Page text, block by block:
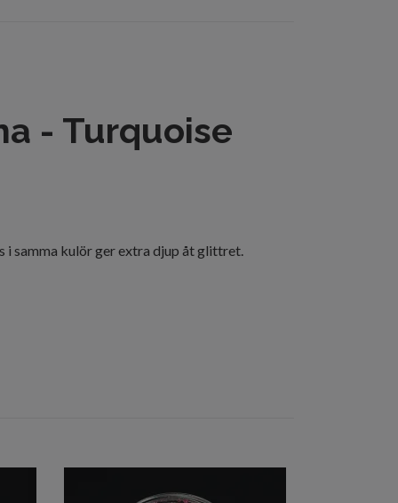
- Turquoise
samma kulör ger extra djup åt glittret.